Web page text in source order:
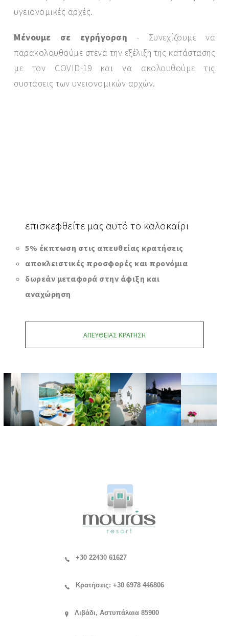
υγειονομικές αρχές.
Μένουμε σε εγρήγορση - Συνεχίζουμε να
παρακολουθούμε στενά την εξέλιξη της κατάστασης
με τον COVID-19 και να ακολουθούμε τις
συστάσεις των υγειονομικών αρχών.
επισκεφθείτε μας αυτό το καλοκαίρι
5% έκπτωση στις απευθείας κρατήσεις
αποκλειστικές προσφορές και προνόμια
δωρεάν μεταφορά στην άφιξη και
αναχώρηση
ΑΠΕΥΘΕΊΑΣ ΚΡΆΤΗΣΗ
+30 22430 61627
Κρατήσεις: +30 6978 446806
Λιβάδι, Αστυπάλαια 85900